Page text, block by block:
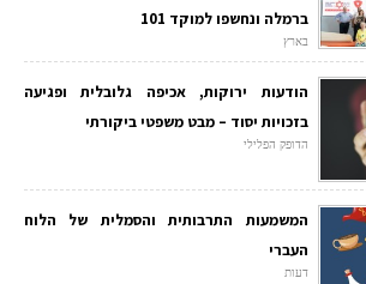
ברמלה ונחשפו למוקד 101
בארץ
הודעות ירוקות, אכיפה גלובלית ופגיעה
בזכויות יסוד – מבט משפטי ביקורתי
הדופק הפלילי
המשמעות התרבותית והסמלית של הלוח
העברי
דעות